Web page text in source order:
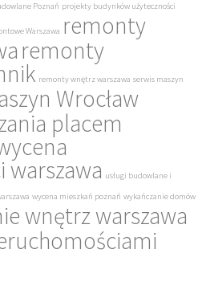
Poznań projekty budynków użyteczności
Warszawa remonty
remonty
remonty wnętrz warszawa serwis maszyn
Wrocław
placem
usługi budowlane i
wycena mieszkań poznań wykańczanie domów
wnętrz warszawa